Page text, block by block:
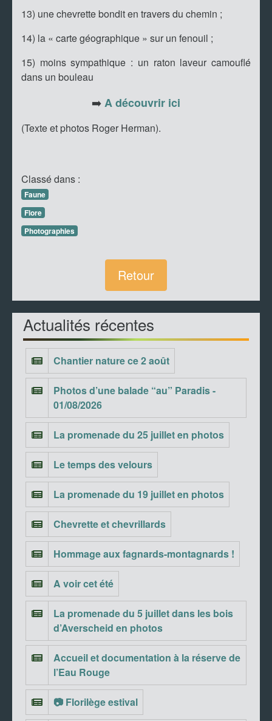
13) une chevrette bondit en travers du chemin ;
14) la « carte géographique » sur un fenouil ;
15) moins sympathique : un raton laveur camouflé
dans un bouleau
➡️A découvrir ici
(Texte et photos Roger Herman).
Classé dans :
Faune
Flore
Photographies
Retour
Actualités récentes
Chantier nature ce 2 août
Photos d’une balade “au” Paradis -
01/08/2026
La promenade du 25 juillet en photos
Le temps des velours
La promenade du 19 juillet en photos
Chevrette et chevrillards
Hommage aux fagnards-montagnards !
A voir cet été
La promenade du 5 juillet dans les bois
d’Averscheid en photos
Accueil et documentation à la réserve de
l’Eau Rouge
📷 Florilège estival